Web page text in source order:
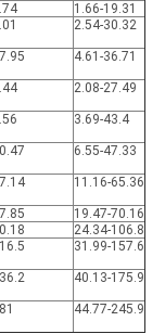
1.66-19.31
2.54-30.32
4.61-36.71
2.08-27.49
3.69-43.4
6.55-47.33
11.16-65.36
19.47-70.16
24.34-106.8
31.99-157.6
40.13-175.9
44.77-245.9